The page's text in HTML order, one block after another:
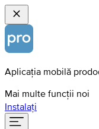
Aplicația mobilă
Mai multe funcții noi
Instalați